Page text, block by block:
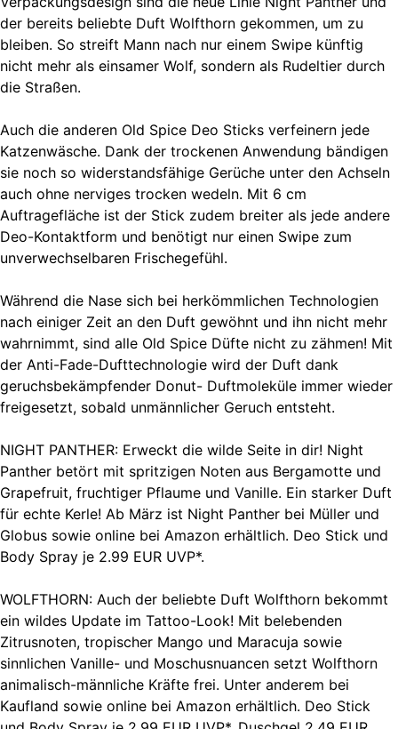
der bereits beliebte Duft Wolfthorn gekommen, um zu
bleiben. So streift Mann nach nur einem Swipe künftig
nicht mehr als einsamer Wolf, sondern als Rudeltier durch
die Straßen.
Auch die anderen Old Spice Deo Sticks verfeinern jede
Katzenwäsche. Dank der trockenen Anwendung bändigen
sie noch so widerstandsfähige Gerüche unter den Achseln
auch ohne nerviges trocken wedeln. Mit 6 cm
Auftragefläche ist der Stick zudem breiter als jede andere
Deo-Kontaktform und benötigt nur einen Swipe zum
unverwechselbaren Frischegefühl.
Während die Nase sich bei herkömmlichen Technologien
nach einiger Zeit an den Duft gewöhnt und ihn nicht mehr
wahrnimmt, sind alle Old Spice Düfte nicht zu zähmen! Mit
der Anti-Fade-Dufttechnologie wird der Duft dank
geruchsbekämpfender Donut- Duftmoleküle immer wieder
freigesetzt, sobald unmännlicher Geruch entsteht.
NIGHT PANTHER: Erweckt die wilde Seite in dir! Night
Panther betört mit spritzigen Noten aus Bergamotte und
Grapefruit, fruchtiger Pflaume und Vanille. Ein starker Duft
für echte Kerle! Ab März ist Night Panther bei Müller und
Globus sowie online bei Amazon erhältlich. Deo Stick und
Body Spray je 2.99 EUR UVP*.
WOLFTHORN: Auch der beliebte Duft Wolfthorn bekommt
ein wildes Update im Tattoo-Look! Mit belebenden
Zitrusnoten, tropischer Mango und Maracuja sowie
sinnlichen Vanille- und Moschusnuancen setzt Wolfthorn
animalisch-männliche Kräfte frei. Unter anderem bei
Kaufland sowie online bei Amazon erhältlich. Deo Stick